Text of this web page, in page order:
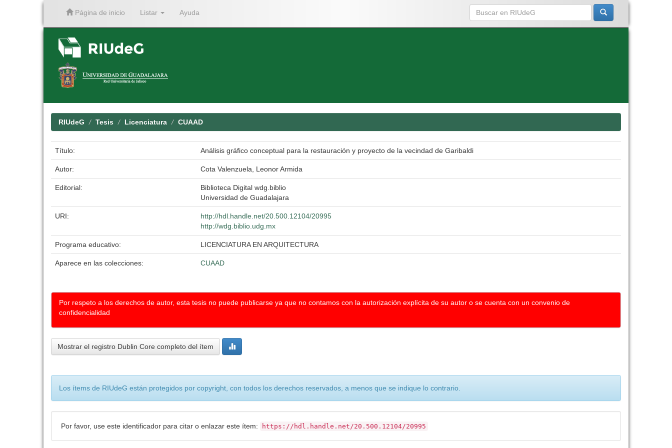
Página de inicio Listar Ayuda
RIUdeG Tesis Licenciatura CUAAD
Título: Análisis gráfico conceptual para la restauración y proyecto de la vecindad de Garibaldi
Autor: Cota Valenzuela, Leonor Armida
Editorial:
Biblioteca Digital wdg.biblio
Universidad de Guadalajara
URI:
http://hdl.handle.net/20.500.12104/20995
http://wdg.biblio.udg.mx
Programa educativo: LICENCIATURA EN ARQUITECTURA
Aparece en las colecciones: CUAAD
Por respeto a los derechos de autor, esta tesis no puede publicarse ya que no contamos con la autorización explícita de su autor o se cuenta con un convenio de
confidencialidad
Mostrar el registro Dublin Core completo del ítem
Los ítems de RIUdeG están protegidos por copyright, con todos los derechos reservados, a menos que se indique lo contrario.
Por favor, use este identificador para citar o enlazar este ítem: https://hdl.handle.net/20.500.12104/20995